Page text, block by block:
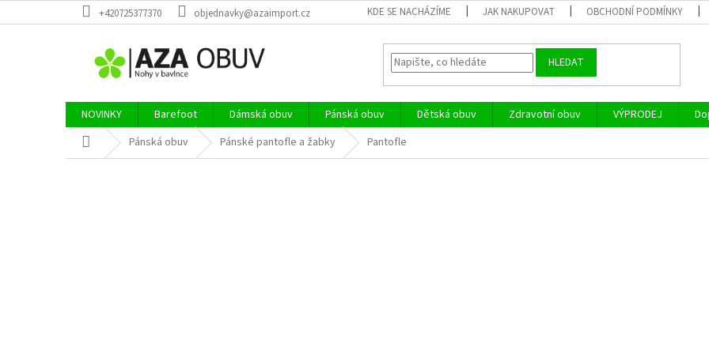
na
+420725377370 objednavky@azaimport.cz KDE SE NACHÁZÍME JAK NAKUPOVAT OBCHODNÍ PODMÍNKY
HLEDAT
NOVINKY Barefoot Dámská obuv Pánská obuv Dětská obuv Zdravotní obuv VÝPRODEJ
Domů Pánská obuv Pánské pantofle a žabky Pantofle